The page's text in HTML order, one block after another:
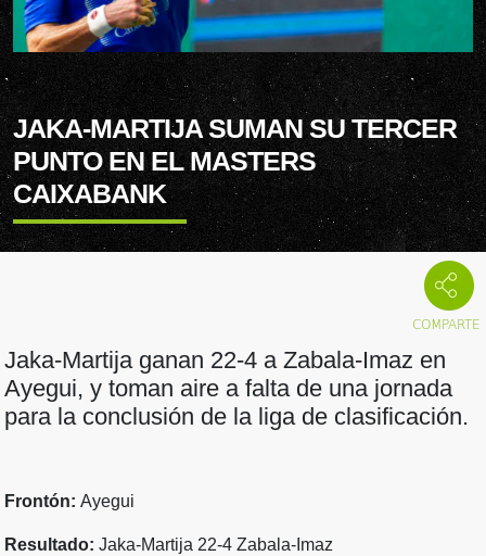
JAKA-MARTIJA SUMAN SU TERCER
PUNTO EN EL MASTERS
CAIXABANK
Jaka-Martija ganan 22-4 a Zabala-Imaz en
Ayegui, y toman aire a falta de una jornada
para la conclusión de la liga de clasificación.
Frontón: Ayegui
Resultado: Jaka-Martija 22-4 Zabala-Imaz